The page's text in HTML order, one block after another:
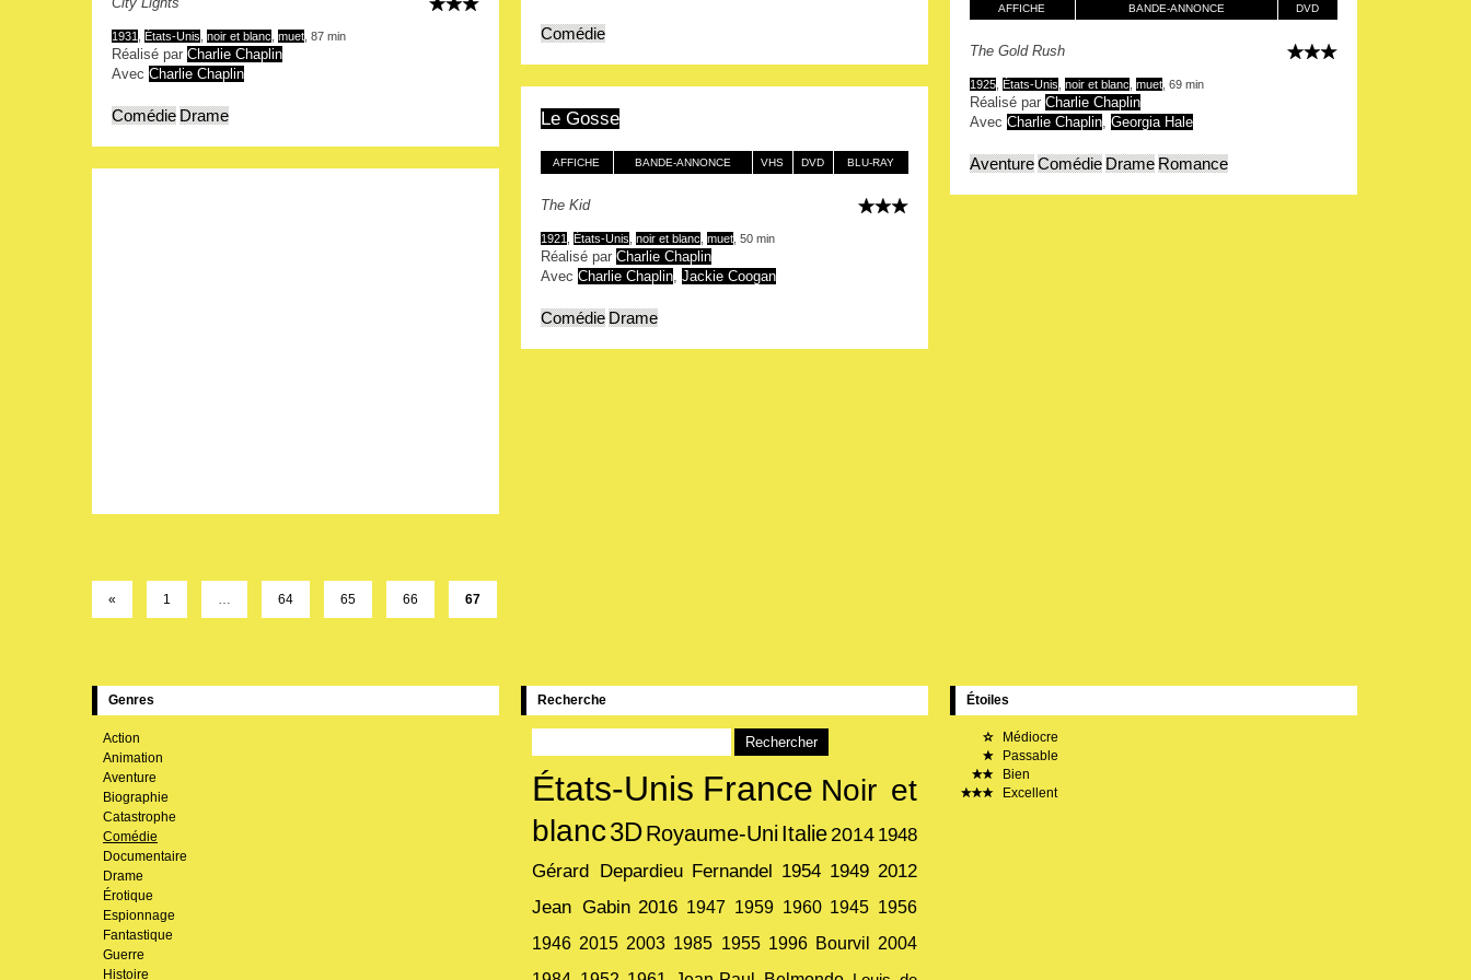
1931 États-Unis noir et blanc muet , 87 min
Réalisé par Charlie Chaplin
Avec Charlie Chaplin
ComédieDrame
Comédie
AFFICHE BANDE-ANNONCE DVD
The Gold Rush
1925 États-Unis noir et blanc muet , 69 min
Réalisé par Charlie Chaplin
Avec Charlie Chaplin, Georgia Hale
AventureComédieDrameRomance
Le Gosse
AFFICHE BANDE-ANNONCE VHS DVD BLU-RAY
The Kid
1921 États-Unis noir et blanc muet , 50 min
Réalisé par Charlie Chaplin
Avec Charlie Chaplin, Jackie Coogan
ComédieDrame
« 1 … 64 65 66 67
Genres
Action
Animation
Aventure
Biographie
Catastrophe
Comédie
Documentaire
Drame
Érotique
Espionnage
Fantastique
Guerre
Histoire
Recherche
États-Unis France Noir et
blanc3DRoyaume-Uni Italie 2014 1948
Gérard Depardieu Fernandel 1954 1949 2012
Jean Gabin 2016 1947 1959 1960 1945 1956
1946 2015 2003 1985 1955 1996 Bourvil
2004
Étoiles
Médiocre
Passable
Bien
Excellent